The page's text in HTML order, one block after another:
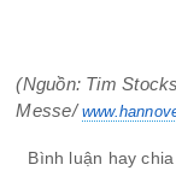
(Nguồn: Tim
Messe/
Bình luận hay